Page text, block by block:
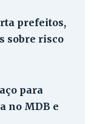
prefeitos,
sobre risco
para
no MDB e